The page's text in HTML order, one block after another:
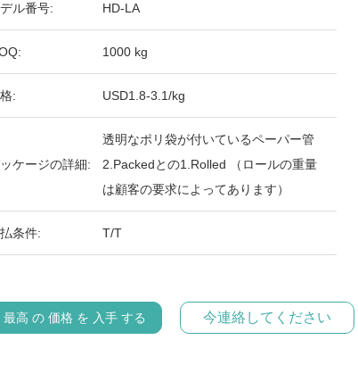
ル番号: HD-LA
1000 kg
: USD1.8-3.1/kg
ケージの詳細:
透明なポリ袋が付いているペーパー管
2.Packedとの1.Rolled （ロールの重量
は顧客の要求によってあります）
条件: T/T
最高 の 価格 を 入手 する 今連絡してください